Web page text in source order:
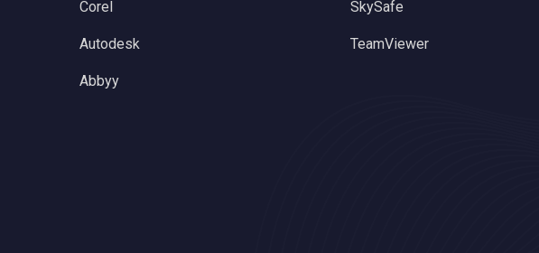
Corel
Autodesk
Abbyy
SkySafe
TeamViewer